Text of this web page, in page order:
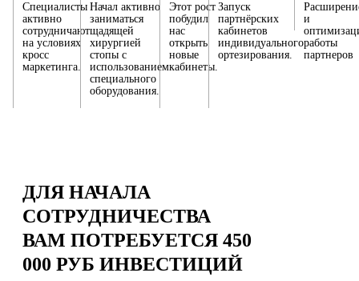
Специалисты
активно
сотрудничают
на условиях
кросс
маркетинга.
Начал активно
заниматься
щадящей
хирургией
стопы с
использованием
специального
оборудования.
Этот рост
побудил
нас
открыть
новые
кабинеты.
Запуск
партнёрских
кабинетов
индивидуального
ортезирования.
и
работы
партнеров
ДЛЯ НАЧАЛА
СОТРУДНИЧЕСТВА
ВАМ ПОТРЕБУЕТСЯ 450
000 РУБ ИНВЕСТИЦИЙ